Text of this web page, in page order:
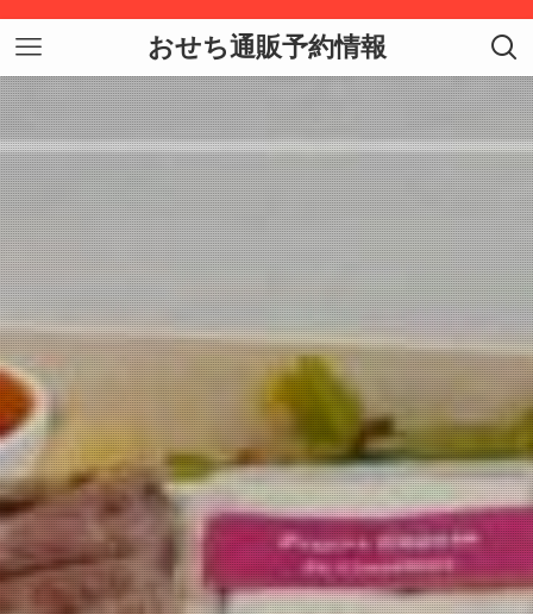
おせち通販予約情報